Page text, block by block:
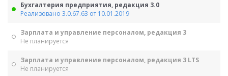
Бухгалтерия предприятия, редакция 3.0
Реализовано 3.0.67.63 от 10.01.2019
Зарплата и управление персоналом, редакция 3
Не планируется
Зарплата и управление персоналом, редакция 3 LTS
Не планируется